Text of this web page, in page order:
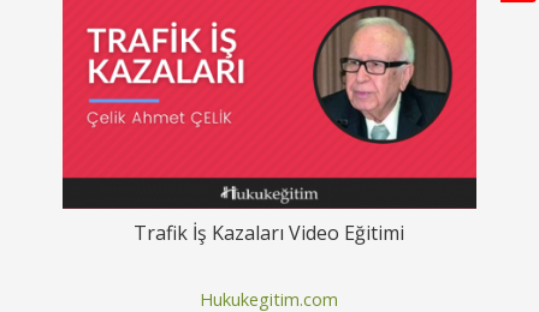
Trafik İş Kazaları Video Eğitimi
Hukukegitim.com